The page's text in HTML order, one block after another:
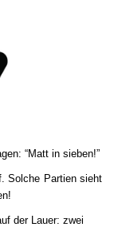
“Matt in sieben!”
Solche Partien sieht
der Lauer: zwei